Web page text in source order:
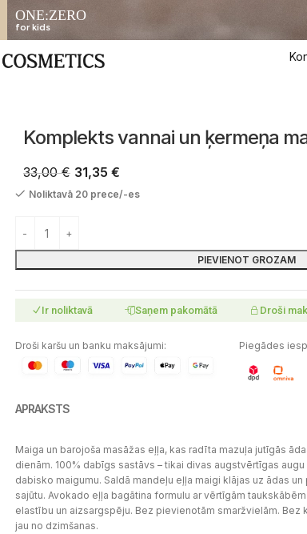
ONE:ZERO
for kids
Komplekts vannai un ķermeņa
33,00€ 31,35 €
Noliktavā 20 prece/-es
PIEVIENOT GROZAM
Ir noliktavā Saņem pakomātā Droši
Droši karšu un banku maksājumi: Piegādes
APRAKSTS
Maiga un barojoša masāžas eļļa, kas radīta mazuļa jutīgās
dienām. 100% dabīgs sastāvs – tikai divas augstvērtīgas
dabisko maigumu. Saldā mandeļu eļļa maigi klājas uz ādas
sajūtu. Avokado eļļa bagātina formulu ar vērtīgām
elastību un aizsargspēju. Bez pievienotām smaržvielām. Bez
jau no dzimšanas.